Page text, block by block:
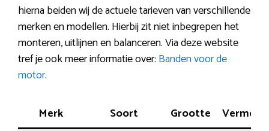
hierna beiden wij de actuele tarieven van verschillende
merken en modellen. Hierbij zit niet inbegrepen het
monteren, uitlijnen en balanceren. Via deze website
tref je ook meer informatie over: Banden voor de
motor.
Merk Soort Grootte